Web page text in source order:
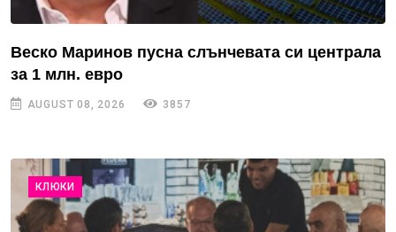
Веско Маринов пусна слънчевата си централа
за 1 млн. евро
AUGUST 08, 2026 3857
КЛЮКИ